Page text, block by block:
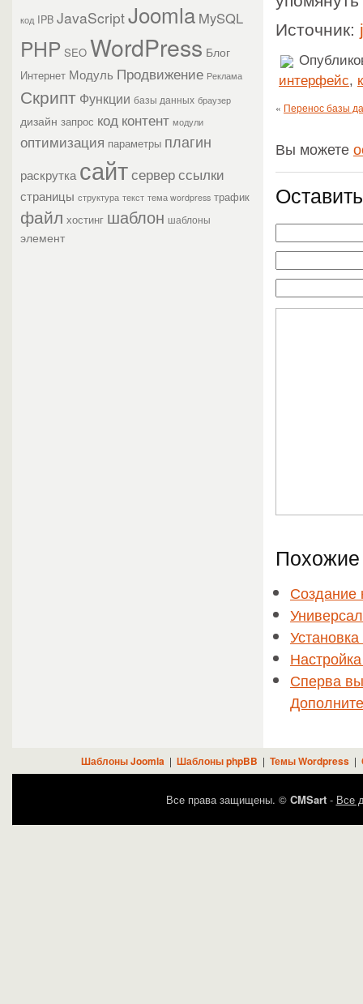
код IPB JavaScriptJoomla MySQL
PHP SEO WordPress Блог
Интернет Модуль Продвижение Реклама
Скрипт Функции базы данных браузер
дизайн запрос код контент модули
оптимизация параметры плагин
раскрутка сайтсерверссылки
страницы структура текст тема wordpress трафик
файл хостинг шаблон шаблоны
элемент
Источник:
интерфейс,
« Перенос базы
Вы можете
Похожие
Создание
Сперва
Шаблоны Joomla | Шаблоны phpBB | Темы Wordpress|
Все права защищены. © CMSart- Все